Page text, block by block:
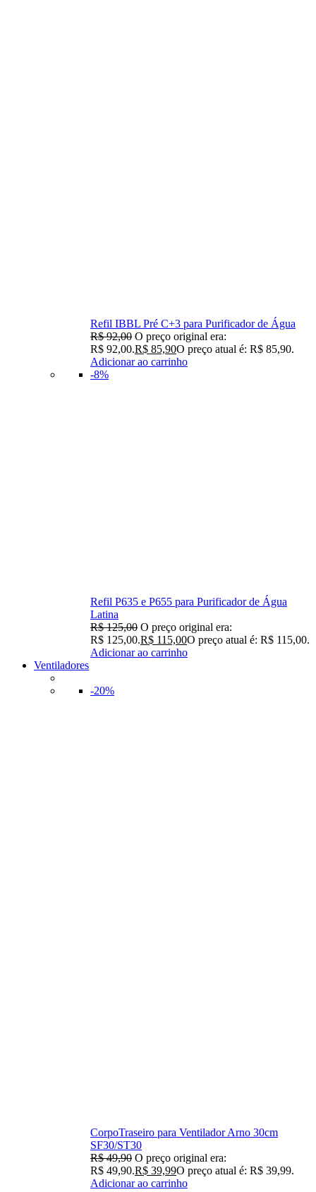
Refil IBBL Pré C+3 para Purificador de Água
R$92,00 O preço original era:
R$ 92,00.R$ 85,90O preço atual é: R$ 85,90.
Adicionar ao carrinho
-8%
Refil P635 e P655 para Purificador de Água
Latina
R$125,00 O preço original era:
R$ 125,00.R$ 115,00O preço atual é: R$ 115,00.
Adicionar ao carrinho
Ventiladores
-20%
CorpoTraseiro para Ventilador Arno 30cm
SF30/ST30
R$49,90 O preço original era:
R$ 49,90.R$ 39,99O preço atual é: R$ 39,99.
Adicionar ao carrinho